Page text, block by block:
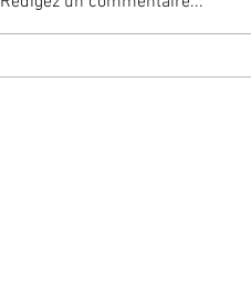
木 | Arbre, bois | JLPT5